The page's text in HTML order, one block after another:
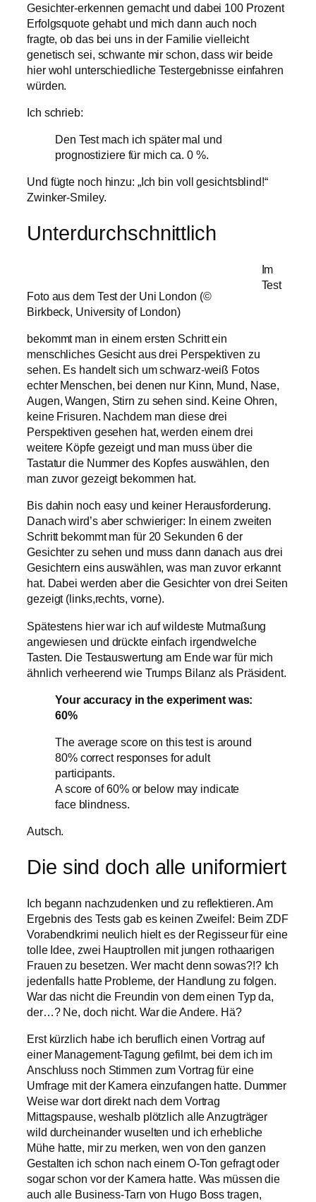
Gesichter-erkennen gemacht und dabei 100 Prozent
Erfolgsquote gehabt und mich dann auch noch
fragte, ob das bei uns in der Familie vielleicht
genetisch sei, schwante mir schon, dass wir beide
hier wohl unterschiedliche Testergebnisse einfahren
würden.
Ich schrieb:
Den Test mach ich später mal und
prognostiziere für mich ca. 0 %.
Und fügte noch hinzu: „Ich bin voll gesichtsblind!“
Zwinker-Smiley.
Unterdurchschnittlich
Foto aus dem Test der Uni London (©
Birkbeck, University of London)
Im
Test
bekommt man in einem ersten Schritt ein
menschliches Gesicht aus drei Perspektiven zu
sehen. Es handelt sich um schwarz-weiß Fotos
echter Menschen, bei denen nur Kinn, Mund, Nase,
Augen, Wangen, Stirn zu sehen sind. Keine Ohren,
keine Frisuren. Nachdem man diese drei
Perspektiven gesehen hat, werden einem drei
weitere Köpfe gezeigt und man muss über die
Tastatur die Nummer des Kopfes auswählen, den
man zuvor gezeigt bekommen hat.
Bis dahin noch easy und keiner Herausforderung.
Danach wird’s aber schwieriger: In einem zweiten
Schritt bekommt man für 20 Sekunden 6 der
Gesichter zu sehen und muss dann danach aus drei
Gesichtern eins auswählen, was man zuvor erkannt
hat. Dabei werden aber die Gesichter von drei Seiten
gezeigt (links,rechts, vorne).
Spätestens hier war ich auf wildeste Mutmaßung
angewiesen und drückte einfach irgendwelche
Tasten. Die Testauswertung am Ende war für mich
ähnlich verheerend wie Trumps Bilanz als Präsident.
Your accuracy in the experiment was:
60%
The average score on this test is around
80% correct responses for adult
participants.
A score of 60% or below may indicate
face blindness.
Autsch.
Die sind doch alle uniformiert
Ich begann nachzudenken und zu reflektieren. Am
Ergebnis des Tests gab es keinen Zweifel: Beim ZDF
Vorabendkrimi neulich hielt es der Regisseur für eine
tolle Idee, zwei Hauptrollen mit jungen rothaarigen
Frauen zu besetzen. Wer macht denn sowas?!? Ich
jedenfalls hatte Probleme, der Handlung zu folgen.
War das nicht die Freundin von dem einen Typ da,
der…? Ne, doch nicht. War die Andere. Hä?
Erst kürzlich habe ich beruflich einen Vortrag auf
einer Management-Tagung gefilmt, bei dem ich im
Anschluss noch Stimmen zum Vortrag für eine
Umfrage mit der Kamera einzufangen hatte. Dummer
Weise war dort direkt nach dem Vortrag
Mittagspause, weshalb plötzlich alle Anzugträger
wild durcheinander wuselten und ich erhebliche
Mühe hatte, mir zu merken, wen von den ganzen
Gestalten ich schon nach einem O-Ton gefragt oder
sogar schon vor der Kamera hatte. Was müssen die
auch alle Business-Tarn von Hugo Boss tragen,